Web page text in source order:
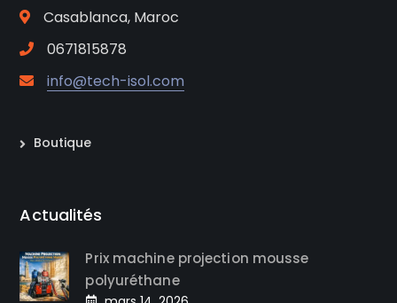
Casablanca, Maroc
0671815878
info@tech-isol.com
Boutique
Actualités
Prix machine projection mousse
polyuréthane